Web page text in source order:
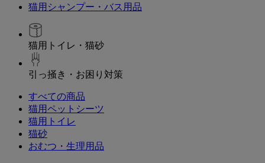
猫用シャンプー・バス用品
猫用トイレ・猫砂
引っ掻き・お困り対策
すべての商品
猫用ペットシーツ
猫用トイレ
猫砂
おむつ・生理用品